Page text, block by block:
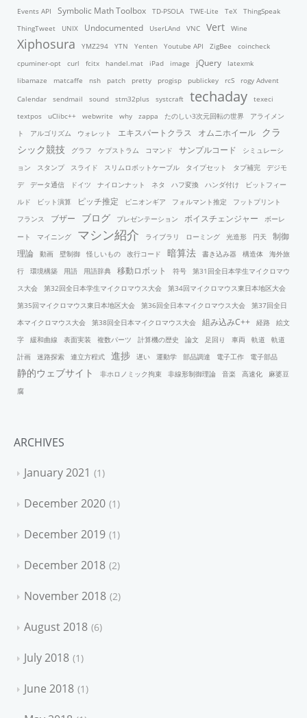
Events API
Symbolic Math Toolbox TD-PSOLA TWE-Lite TeX
ThingSpeak
ThingTweet
UNIX Undocumented UserLAnd VNC Vert Wine
Xiphosura YMZ294 YTN Yenten Youtube API ZigBee
coincheck
cpuminer-opt
curl fcitx handel.mat iPad image jQuery
latexmk
libamaze
matcaffe nsh patch pretty progisp publickey rcS
rogy Advent
Calendar
sendmail sound stm32plus systcraft techaday
texeci
textpos
uClibc++ webwrite why zappa たのしい3次元回転の世界
アライメン
ト
アルゴリズム ウォレット エキスパートクラス オムニホイール クラ
シック競技
グラフ ケプストラム コマンド サンプルコード
シミュレーシ
ョン
スタンプ スライド スリムロボットケーブル タイプセット タブ補完
デジモ
デ
データ通信 ドイツ ナイロンナット ネタ ハフ変換 ハンダ付け
ビットフィー
ルド
ビット演算 ピッチ推定 ピニオンギア フォルマント推定
フットプリント
フランス
ブザー ブログ プレゼンテーション ボイスチェンジャー
ボーレ
ート
マイニング マシン紹介 ライブラリ ローミング 光造形 円天
制御
理論
動画 壁制御 怪しいもの 改行コード 暗算法 書き込み器 構造体
海外旅
行
環境構築 用語 用語辞典 移動ロボット 符号
第31回全日本学生マイクロマウ
ス大会
第32回全日本学生マイクロマウス大会
第34回マイクロマウス東日本地区大会
第35回マイクロマウス東日本地区大会
第36回全日本マイクロマウス大会
第37回全日
本マイクロマウス大会
第38回全日本マイクロマウス大会 組み込みC++ 経路
絵文
字
緩和曲線 表面実装 複数パーツ 計算機の歴史 論文 足回り 車両 軌道
軌道
計画
迷路探索 連立方程式 進捗 遅い 運動学 部品調達 電子工作 電子部品
静的ウェブサイト 非ホロノミック拘束 非線形制御理論 音楽 高速化
麻婆豆
腐
ARCHIVES
January 2021
1
December 2020 1
December 2019 1
December 2018 2
November 2018 2
August 2018 6
July 2018 1
June 2018 1